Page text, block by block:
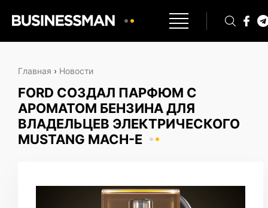
Главная › Новости
FORD СОЗДАЛ ПАРФЮМ С
АРОМАТОМ БЕНЗИНА ДЛЯ
ВЛАДЕЛЬЦЕВ ЭЛЕКТРИЧЕСКОГО
MUSTANG MACH-E